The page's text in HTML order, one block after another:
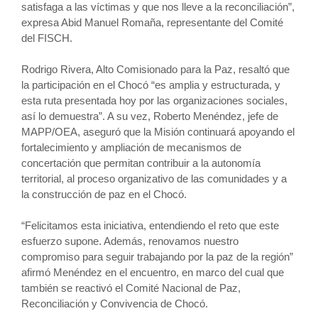
satisfaga a las víctimas y que nos lleve a la reconciliación”,
expresa Abid Manuel Romaña, representante del Comité
del FISCH.
Rodrigo Rivera, Alto Comisionado para la Paz, resaltó que
la participación en el Chocó “es amplia y estructurada, y
esta ruta presentada hoy por las organizaciones sociales,
así lo demuestra”. A su vez, Roberto Menéndez, jefe de
MAPP/OEA, aseguró que la Misión continuará apoyando el
fortalecimiento y ampliación de mecanismos de
concertación que permitan contribuir a la autonomía
territorial, al proceso organizativo de las comunidades y a
la construcción de paz en el Chocó.
“Felicitamos esta iniciativa, entendiendo el reto que este
esfuerzo supone. Además, renovamos nuestro
compromiso para seguir trabajando por la paz de la región”
afirmó Menéndez en el encuentro, en marco del cual que
también se reactivó el Comité Nacional de Paz,
Reconciliación y Convivencia de Chocó.